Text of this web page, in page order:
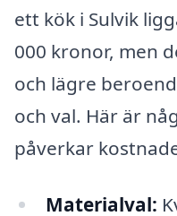
ett kök i Sulvik
000 kronor, men
och lägre
och val. Här är
påverkar
Materialval: